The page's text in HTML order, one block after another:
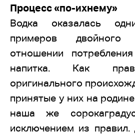
Процесс «по-ихнему»
Водка оказалась
примеров
отношении
напитка. Как
оригинального
принятые у них на
наша же
исключением из